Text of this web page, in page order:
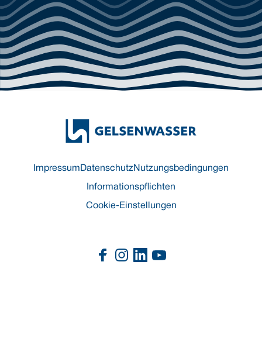
Impressum DatenschutzNutzungsbedingungen
Informationspflichten
Cookie-Einstellungen